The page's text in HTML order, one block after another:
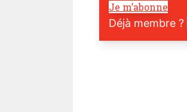
Je m’abonne
Déjà membre ?